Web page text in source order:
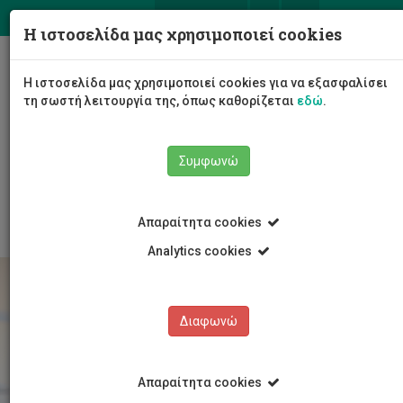
Διοίκηση
Διοικητικές Υπηρεσίες
Η ιστοσελίδα μας χρησιμοποιεί cookies
Η ιστοσελίδα μας χρησιμοποιεί cookies για να εξασφαλίσει
τη σωστή λειτουργία της, όπως καθορίζεται εδώ.
Συμφωνώ
Απαραίτητα cookies
Analytics cookies
Διαφωνώ
Απαραίτητα cookies